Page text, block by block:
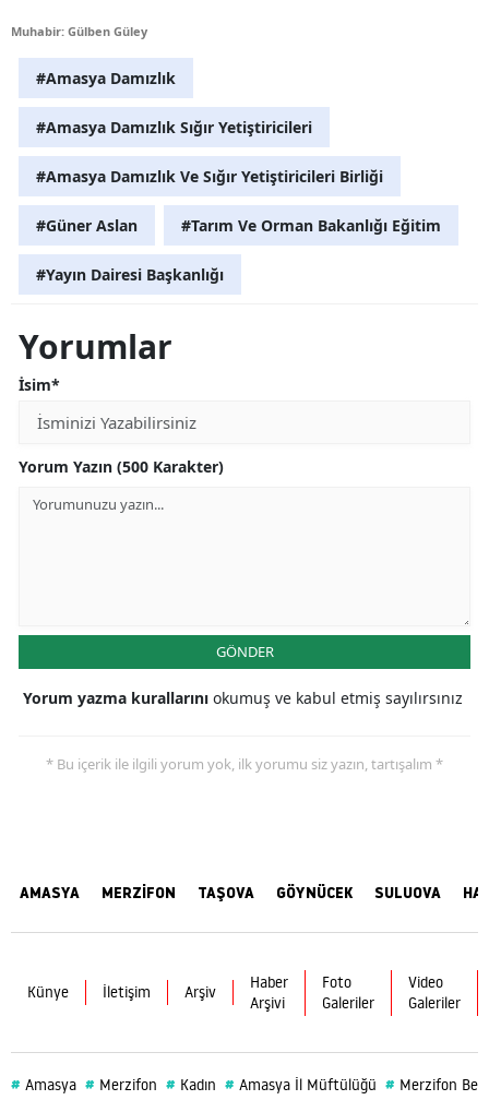
Muhabir: Gülben Güley
#Amasya Damızlık
#Amasya Damızlık Sığır Yetiştiricileri
#Amasya Damızlık Ve Sığır Yetiştiricileri Birliği
#Güner Aslan #Tarım Ve Orman Bakanlığı Eğitim
#Yayın Dairesi Başkanlığı
Yorumlar
İsim*
Yorum Yazın (500 Karakter)
GÖNDER
Yorum yazma kurallarını okumuş ve kabul etmiş sayılırsınız
* Bu içerik ile ilgili yorum yok, ilk yorumu siz yazın, tartışalım *
AMASYA MERZİFON TAŞOVA GÖYNÜCEK SULUOVA
Künye İletişim Arşiv
Haber
Arşivi
Foto
Galeriler
Video
Galeriler
# Amasya # Merzifon # Kadın # Amasya İl Müftülüğü # Merzifon